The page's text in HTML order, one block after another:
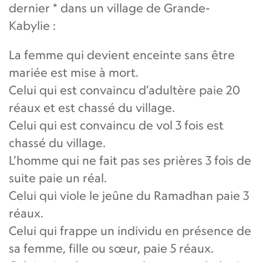
dernier * dans un village de Grande-
Kabylie :
La femme qui devient enceinte sans être
mariée est mise à mort.
Celui qui est convaincu d’adultère paie 20
réaux et est chassé du village.
Celui qui est convaincu de vol 3 fois est
chassé du village.
L’homme qui ne fait pas ses prières 3 fois de
suite paie un réal.
Celui qui viole le jeûne du Ramadhan paie 3
réaux.
Celui qui frappe un individu en présence de
sa femme, fille ou sœur, paie 5 réaux.